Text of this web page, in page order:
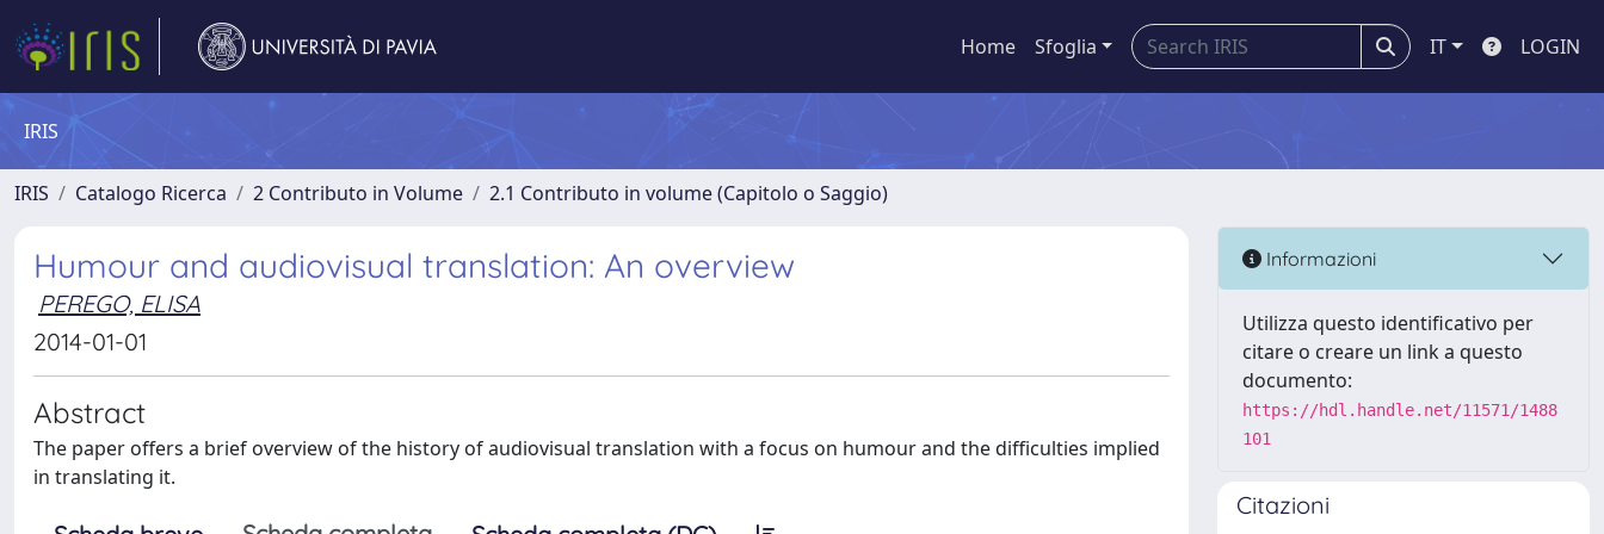
Home Sfoglia IT LOGIN
IRIS
IRIS Catalogo Ricerca 2 Contributo in Volume 2.1 Contributo in volume (Capitolo o Saggio)
Humour and audiovisual translation: An overview
PEREGO, ELISA
2014-01-01
Abstract
The paper offers a brief overview of the history of audiovisual translation with a focus on humour and the difficulties implied
in translating it.
Informazioni
Utilizza questo identificativo per
citare o creare un link a questo
documento:
https://hdl.handle.net/11571/1488
101
Citazioni